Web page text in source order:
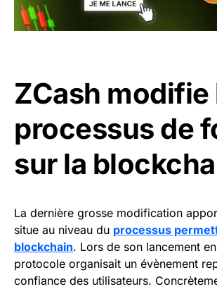
ZCash modifie
processus de
sur la
La dernière grosse modification
situe au niveau du processus
blockchain. Lors de son lancement
protocole organisait un évènement
confiance des utilisateurs.